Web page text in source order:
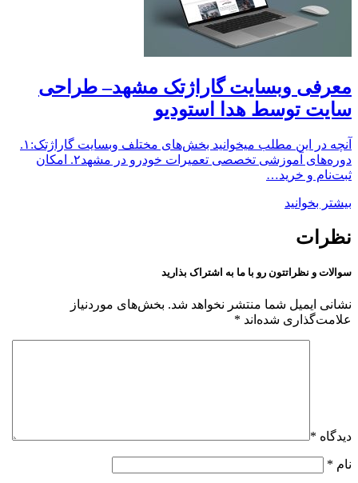
معرفی وبسایت گاراژتک مشهد– طراحی‌
سایت توسط هدا استودیو
آنچه در این مطلب میخوانید بخش‌های مختلف وبسایت گاراژتک:۱.
دوره‌های آموزشی تخصصی تعمیرات خودرو در مشهد۲. امکان
ثبت‌نام و خرید…
بیشتر بخوانید
نظرات
سوالات و نظراتتون رو با ما به اشتراک بذارید
نشانی ایمیل شما منتشر نخواهد شد. بخش‌های موردنیاز
علامت‌گذاری شده‌اند *
دیدگاه *
نام *